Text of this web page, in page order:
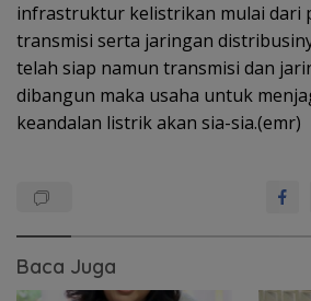
infrastruktur kelistrikan mulai dari
transmisi serta jaringan
telah siap namun transmisi dan
dibangun maka usaha untuk
keandalan listrik akan sia-sia.(emr)
Baca Juga